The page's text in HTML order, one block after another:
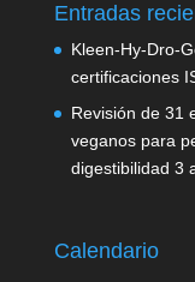
Entradas
Kleen-Hy-Dro-
certificaciones
Revisión de 31
veganos para
digestibilidad 3
Calendario